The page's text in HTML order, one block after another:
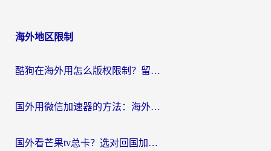
海外地区限制
酷狗在海外用怎么版权限制？留学生亲测：3步解决听国内音乐难题
国外用微信加速器的方法：海外党无缝连接国内生活的实用指南
国外看芒果tv总卡？选对回国加速器，轻松追《浪姐》不费劲